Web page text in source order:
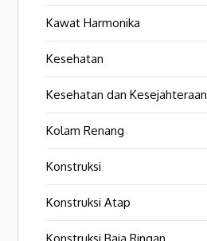
Kawat Harmonika
Kesehatan
Kesehatan dan Kesejahteraan
Kolam Renang
Konstruksi
Konstruksi Atap
Konstruksi Baja Ringan